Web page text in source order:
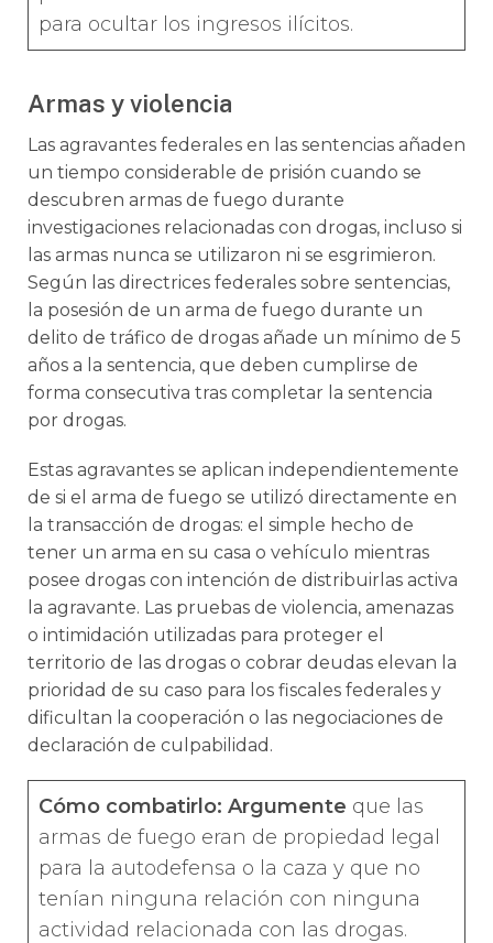
para ocultar los ingresos ilícitos.
Armas y violencia
Las agravantes federales en las sentencias añaden
un tiempo considerable de prisión cuando se
descubren armas de fuego durante
investigaciones relacionadas con drogas, incluso si
las armas nunca se utilizaron ni se esgrimieron.
Según las directrices federales sobre sentencias,
la posesión de un arma de fuego durante un
delito de tráfico de drogas añade un mínimo de 5
años a la sentencia, que deben cumplirse de
forma consecutiva tras completar la sentencia
por drogas.
Estas agravantes se aplican independientemente
de si el arma de fuego se utilizó directamente en
la transacción de drogas: el simple hecho de
tener un arma en su casa o vehículo mientras
posee drogas con intención de distribuirlas activa
la agravante. Las pruebas de violencia, amenazas
o intimidación utilizadas para proteger el
territorio de las drogas o cobrar deudas elevan la
prioridad de su caso para los fiscales federales y
dificultan la cooperación o las negociaciones de
declaración de culpabilidad.
Cómo combatirlo: Argumente que las
armas de fuego eran de propiedad legal
para la autodefensa o la caza y que no
tenían ninguna relación con ninguna
actividad relacionada con las drogas.